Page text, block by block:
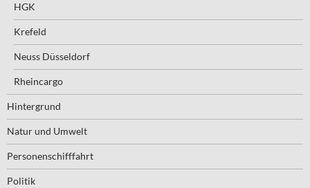
HGK
Krefeld
Neuss Düsseldorf
Rheincargo
Hintergrund
Natur und Umwelt
Personenschifffahrt
Politik